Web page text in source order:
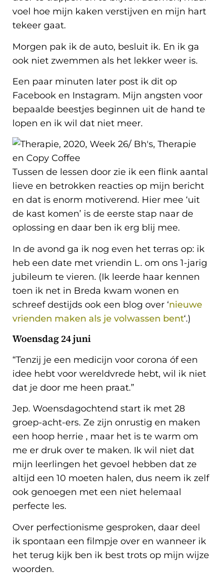
voel hoe mijn kaken verstijven en mijn hart
tekeer gaat.
Morgen pak ik de auto, besluit ik. En ik ga
ook niet zwemmen als het lekker weer is.
Een paar minuten later post ik dit op
Facebook en Instagram. Mijn angsten voor
bepaalde beestjes beginnen uit de hand te
lopen en ik wil dat niet meer.
Tussen de lessen door zie ik een flink aantal
lieve en betrokken reacties op mijn bericht
en dat is enorm motiverend. Hier mee ‘uit
de kast komen’ is de eerste stap naar de
oplossing en daar ben ik erg blij mee.
In de avond ga ik nog even het terras op: ik
heb een date met vriendin L. om ons 1-jarig
jubileum te vieren. (Ik leerde haar kennen
toen ik net in Breda kwam wonen en
schreef destijds ook een blog over ‘nieuwe
vrienden maken als je volwassen bent‘.)
Woensdag 24 juni
“Tenzij je een medicijn voor corona óf een
idee hebt voor wereldvrede hebt, wil ik niet
dat je door me heen praat.”
Jep. Woensdagochtend start ik met 28
groep-acht-ers. Ze zijn onrustig en maken
een hoop herrie , maar het is te warm om
me er druk over te maken. Ik wil niet dat
mijn leerlingen het gevoel hebben dat ze
altijd een 10 moeten halen, dus neem ik zelf
ook genoegen met een niet helemaal
perfecte les.
Over perfectionisme gesproken, daar deel
ik spontaan een filmpje over en wanneer ik
het terug kijk ben ik best trots op mijn wijze
woorden.